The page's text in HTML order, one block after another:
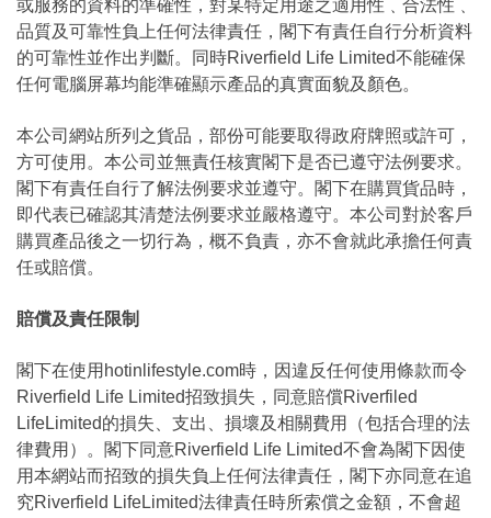
或服務的資料的準確性，對某特定用途之適用性﹑合法性﹑
品質及可靠性負上任何法律責任，閣下有責任自行分析資料
的可靠性並作出判斷。同時Riverfield Life Limited不能確保
任何電腦屏幕均能準確顯示產品的真實面貌及顏色。
本公司網站所列之貨品，部份可能要取得政府牌照或許可，
方可使用。本公司並無責任核實閣下是否已遵守法例要求。
閣下有責任自行了解法例要求並遵守。閣下在購買貨品時，
即代表已確認其清楚法例要求並嚴格遵守。本公司對於客戶
購買產品後之一切行為，概不負責，亦不會就此承擔任何責
任或賠償。
賠償及責任限制
閣下在使用hotinlifestyle.com時，因違反任何使用條款而令
Riverfield Life Limited招致損失，同意賠償Riverfiled
LifeLimited的損失、支出、損壞及相關費用（包括合理的法
律費用）。閣下同意Riverfield Life Limited不會為閣下因使
用本網站而招致的損失負上任何法律責任，閣下亦同意在追
究Riverfield LifeLimited法律責任時所索償之金額，不會超